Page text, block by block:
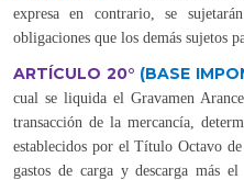
expresa en contrario, se
obligaciones que los demás sujetos
ARTÍCULO 20° (BASE
cual se liquida el Gravamen
transacción de la mercancía,
establecidos por el Título Octavo
gastos de carga y descarga más